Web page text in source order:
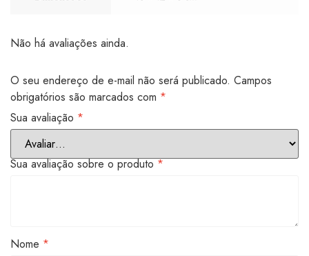
Não há avaliações ainda.
O seu endereço de e-mail não será publicado. Campos
obrigatórios são marcados com *
Sua avaliação *
Sua avaliação sobre o produto*
Nome *